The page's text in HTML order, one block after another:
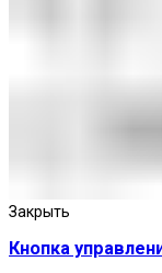
Закрыть
Кнопка